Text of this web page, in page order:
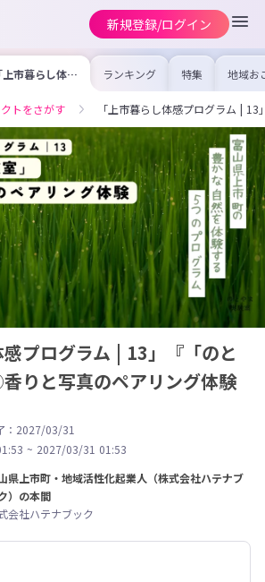
新規登録/ログイン
上市暮らし体感
プログラム |
験室」④香り
真のペアリン
体験
ランキング 特集 地域お
の求
を集め
事内容
を比較
合った
けよう
トをさがす 「上市暮らし体感プログラム |
感プログラム | 13」『「のと
りと写真のペアリング体験
：2027/03/31
~ 2027/03/31 01:53
県上市町・地域活性化起業人（株式会社ハテナブ
）の本間
会社ハテナブック